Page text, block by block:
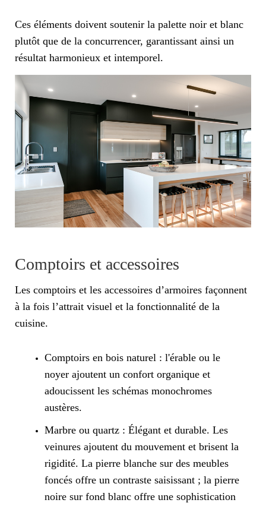
Ces éléments doivent soutenir la palette noir et blanc
plutôt que de la concurrencer, garantissant ainsi un
résultat harmonieux et intemporel.
Comptoirs et accessoires
Les comptoirs et les accessoires d’armoires façonnent
à la fois l’attrait visuel et la fonctionnalité de la
cuisine.
Comptoirs en bois naturel : l'érable ou le
noyer ajoutent un confort organique et
adoucissent les schémas monochromes
austères.
Marbre ou quartz : Élégant et durable. Les
veinures ajoutent du mouvement et brisent la
rigidité. La pierre blanche sur des meubles
foncés offre un contraste saisissant ; la pierre
noire sur fond blanc offre une sophistication